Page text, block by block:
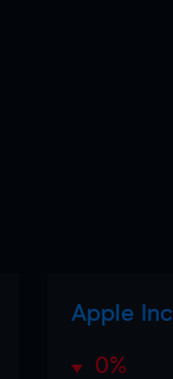
Apple Inc
0%